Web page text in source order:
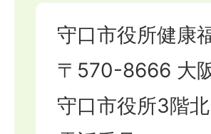
守口市役所健康
〒570-8666 大
守口市役所3階